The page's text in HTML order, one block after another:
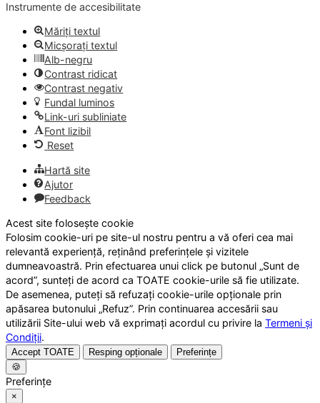
Instrumente de accesibilitate
Măriți textul
Micșorați textul
Alb-negru
Contrast ridicat
Contrast negativ
Fundal luminos
Link-uri subliniate
Font lizibil
Reset
Hartă site
Ajutor
Feedback
Acest site folosește cookie
Folosim cookie-uri pe site-ul nostru pentru a vă oferi cea mai
relevantă experiență, reținând preferințele și vizitele
dumneavoastră. Prin efectuarea unui click pe butonul „Sunt de
acord”, sunteți de acord ca TOATE cookie-urile să fie utilizate.
De asemenea, puteți să refuzați cookie-urile opționale prin
apăsarea butonului „Refuz”. Prin continuarea accesării sau
utilizării Site-ului web vă exprimați acordul cu privire la Termeni și
Condiții.
Accept TOATE Resping opționale
Preferințe
🍪
Preferințe
×